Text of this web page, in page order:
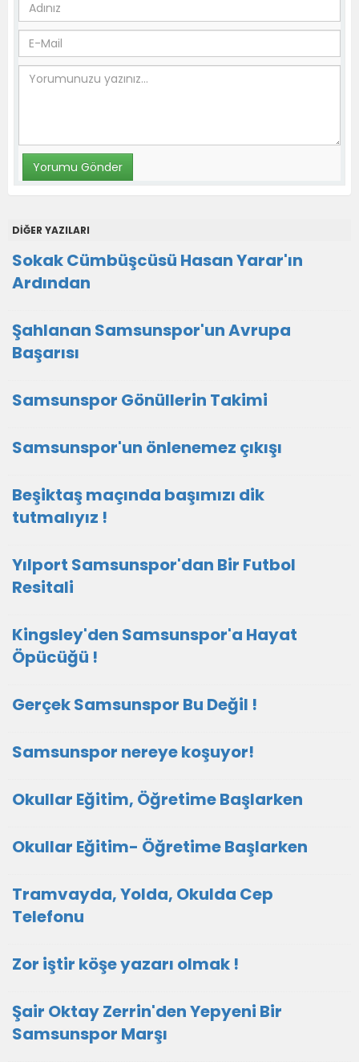
DİĞER YAZILARI
Sokak Cümbüşcüsü Hasan Yarar'ın
Ardından
Şahlanan Samsunspor'un Avrupa
Başarısı
Samsunspor Gönüllerin Takimi
Samsunspor'un önlenemez çıkışı
Beşiktaş maçında başımızı dik
tutmalıyız !
Yılport Samsunspor'dan Bir Futbol
Resitali
Kingsley'den Samsunspor'a Hayat
Öpücüğü !
Gerçek Samsunspor Bu Değil !
Samsunspor nereye koşuyor!
Okullar Eğitim, Öğretime Başlarken
Okullar Eğitim- Öğretime Başlarken
Tramvayda, Yolda, Okulda Cep
Telefonu
Zor iştir köşe yazarı olmak !
Şair Oktay Zerrin'den Yepyeni Bir
Samsunspor Marşı